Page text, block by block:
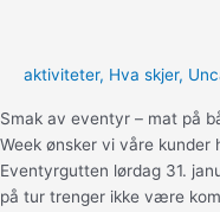
aktiviteter, Hva skjer,
Smak av eventyr – mat på
Week ønsker vi våre
Eventyrgutten lørdag 31.
på tur trenger ikke være